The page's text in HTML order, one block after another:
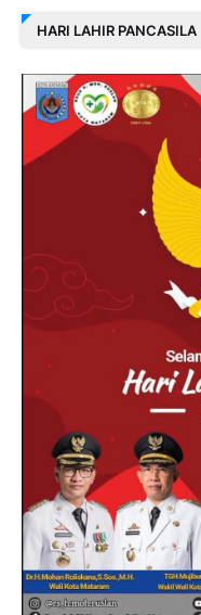
HARI LAHIR PANCASILA